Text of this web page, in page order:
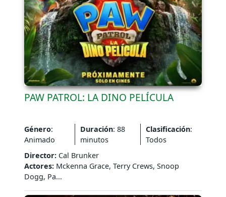
PAW PATROL: LA DINO PELÍCULA
Género:
Animado
Duración: 88
minutos
Clasificación:
Todos
Director: Cal Brunker
Actores: Mckenna Grace, Terry Crews, Snoop
Dogg, Pa...